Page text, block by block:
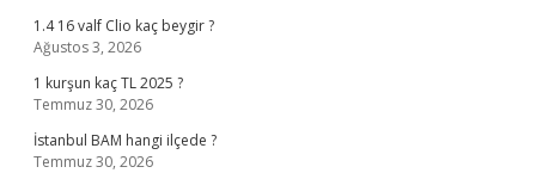
1.4 16 valf Clio kaç beygir ?
Ağustos 3, 2026
1 kurşun kaç TL 2025 ?
Temmuz 30, 2026
İstanbul BAM hangi ilçede ?
Temmuz 30, 2026